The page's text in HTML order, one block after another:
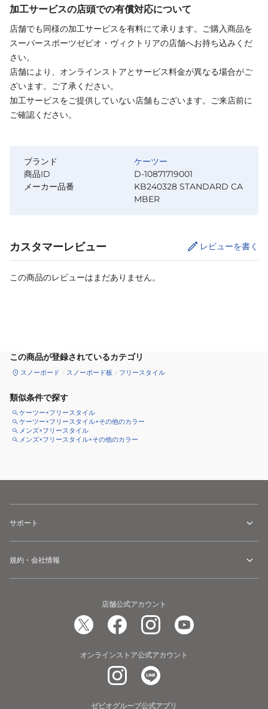
加工サービスの店頭での有償対応について
店舗でも同様の加工サービスを有料にて承ります。ご購入商品を
スーパースポーツゼビオ・ヴィクトリアの店舗へお持ち込みくだ
さい。
店舗により、オンラインストアとサービス料金が異なる場合がご
ざいます。ご了承ください。
加工サービスをご提供していない店舗もございます。ご来店前に
ご確認ください。
ブランド
ケーツー
商品ID
D-10871719001
メーカー品番
KB240328 STANDARD CA
MBER
カスタマーレビュー レビューを書く
この商品のレビューはまだありません。
この商品が登録されているカテゴリ
スノーボード スノーボード板 フリースタイル
類似条件で探す
ケーツー×フリースタイル
ケーツー×フリースタイル×その他のカラー
メンズ×フリースタイル
メンズ×フリースタイル×その他のカラー
サポート
規約・会社情報
店舗公式アカウント
オンラインストア公式アカウント
ゼビオグループ公式アプリ